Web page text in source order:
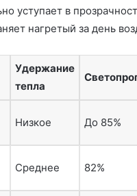
уступает в
нагретый за день
Удержание
тепла
Низкое До 85%
Среднее 82%